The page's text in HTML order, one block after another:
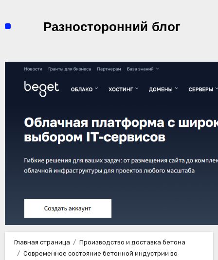
содержимомуРазносторонний блог
Главная страница
Производство и доставка бетона
Современное состояние бетонной индустрии во